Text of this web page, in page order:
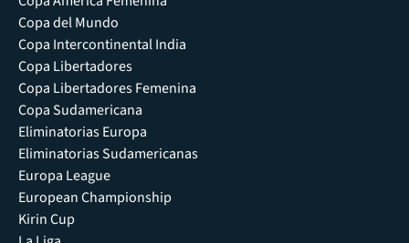
Copa del Mundo
Copa Intercontinental India
Copa Libertadores
Copa Libertadores Femenina
Copa Sudamericana
Eliminatorias Europa
Eliminatorias Sudamericanas
Europa League
European Championship
Kirin Cup